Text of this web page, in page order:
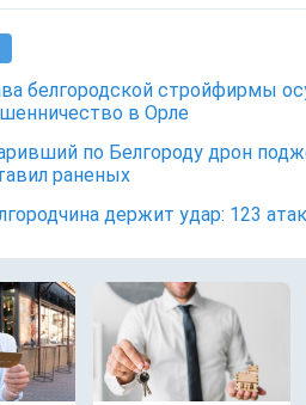
белгородской стройфирмы
в Орле
по Белгороду дрон
раненых
держит удар: 123